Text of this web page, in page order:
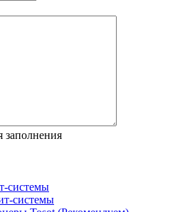
заполнения
системы
системы